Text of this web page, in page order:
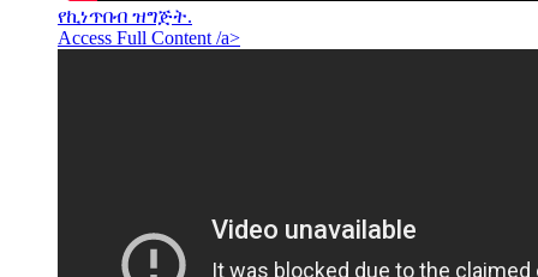
የኪነጥበብ ዝግጅት.
Access Full Content /a>